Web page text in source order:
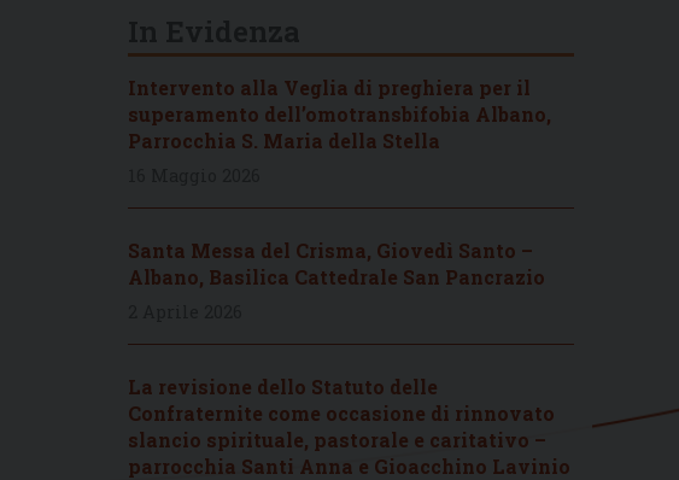
Intervento alla Veglia di preghiera per il
superamento dell’omotransbifobia Albano,
Parrocchia S. Maria della Stella
Santa Messa del Crisma, Giovedì Santo –
Albano, Basilica Cattedrale San Pancrazio
La revisione dello Statuto delle
Confraternite come occasione di rinnovato
slancio spirituale, pastorale e caritativo –
parrocchia Santi Anna e Gioacchino Lavinio